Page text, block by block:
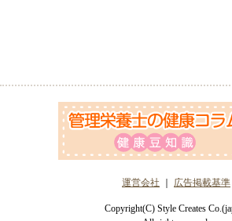
運営会社 広告掲載基準
Copyright(C) Style Creates